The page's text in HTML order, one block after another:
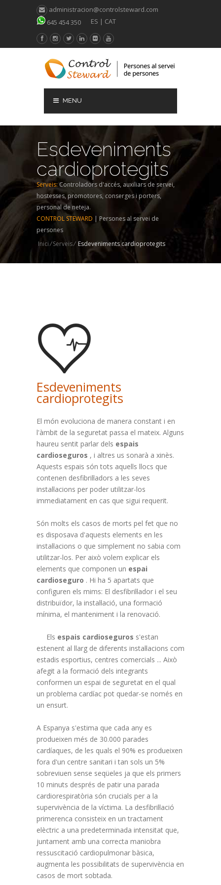
administracion@controlsteward.com
645 454 350
ES | CAT
MENU
Esdeveniments
cardioprotegits
Serveis: Controladors d'accés, auxiliars de servei,
hostesses, promotores, conserges i porters,
personal de neteja.
CONTROL STEWARD | Persones al servei de
persones
Inici/Serveis/ Esdeveniments cardioprotegits
Esdeveniments
cardioprotegits
El món evoluciona de manera constant i en
l'àmbit de la seguretat passa el mateix. Alguns
haureu sentit parlar dels espais
cardioseguros , i altres us sonarà a xinès.
Aquests espais són tots aquells llocs que
contenen desfibril·ladors a les seves
instal·lacions per poder utilitzar-los
immediatament en cas que sigui requerit.
Són molts els casos de morts pel fet que no
es disposava d'aquests elements en les
instal·lacions o que simplement no sabia com
utilitzar-los. Per això volem explicar els
elements que componen un espai
cardioseguro . Hi ha 5 apartats que
configuren els mims: El desfibril·lador i el seu
distribuïdor, la instal·lació, una formació
mínima, el manteniment i la renovació.
Els espais cardioseguros s'estan
estenent al llarg de diferents instal·lacions com
estadis esportius, centres comercials ... Això
afegit a la formació dels integrants
conformen un espai de seguretat en el qual
un problema cardíac pot quedar-se només en
un ensurt.
A Espanya s'estima que cada any es
produeixen més de 30.000 parades
cardíaques, de les quals el 90% es produeixen
fora d'un centre sanitari i tan sols un 5%
sobreviuen sense seqüeles ja que els primers
10 minuts després de patir una parada
cardiorespiratòria són crucials per a la
supervivència de la víctima. La desfibril·lació
primerenca consisteix en un tractament
elèctric a una predeterminada intensitat que,
juntament amb una correcta maniobra
ressuscitació cardiopulmonar bàsica,
augmenta les possibilitats de supervivència en
casos de mort sobtada.